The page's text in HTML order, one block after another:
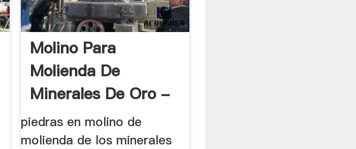
Molino Para
Molienda De
Minerales De Oro -
Las .
piedras en molino de
molienda de los minerales